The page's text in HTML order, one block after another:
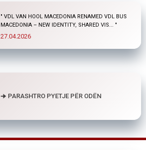
🠊 PARASHTRO PYETJE PËR ODËN